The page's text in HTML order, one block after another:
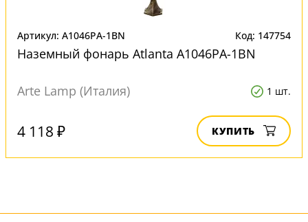
Артикул: A1046PA-1BN Код: 147754
Наземный фонарь Atlanta A1046PA-1BN
Arte Lamp (Италия) 1 шт.
4 118 ₽ КУПИТЬ